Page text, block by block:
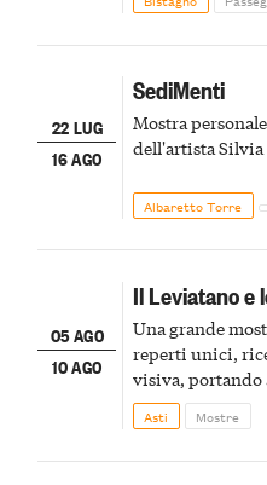
22 LUG
16 AGO
SediMenti
Mostra
dell'artista Silvia
Albaretto Torre
05 AGO
10 AGO
Il Leviatano e
Una grande
reperti unici,
visiva, portando
della scena le
Asti Mostre